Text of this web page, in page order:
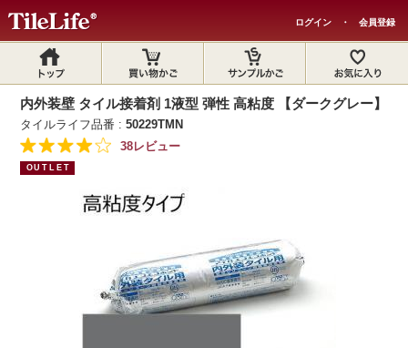
ログイン ・ 会員登録
内外装壁 タイル接着剤 1液型 弾性 高粘度 【ダークグレー】
タイルライフ品番 :50229TMN
38レビュー
OUTLET